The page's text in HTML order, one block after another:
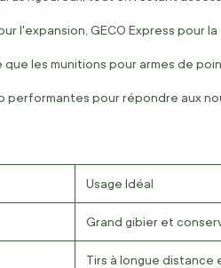
l'expansion, GECO Express pour
les munitions pour armes de
pour répondre aux
Usage Idéal
Grand gibier et
Tirs à longue distance